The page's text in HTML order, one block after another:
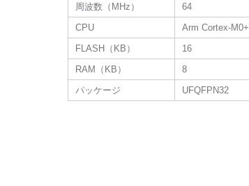
周波数（MHz）
64
CPU
Arm Cortex-M0+
FLASH（KB）
16
RAM（KB）
8
パッケージ
UFQFPN32